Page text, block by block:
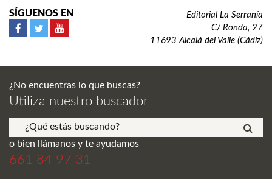
SÍGUENOS EN
Editorial La Serranía
C/ Ronda, 27
11693 Alcalá del Valle (Cádiz)
¿No encuentras lo que buscas?
Utiliza nuestro buscador
o bien llámanos y te ayudamos
661 84 97 31